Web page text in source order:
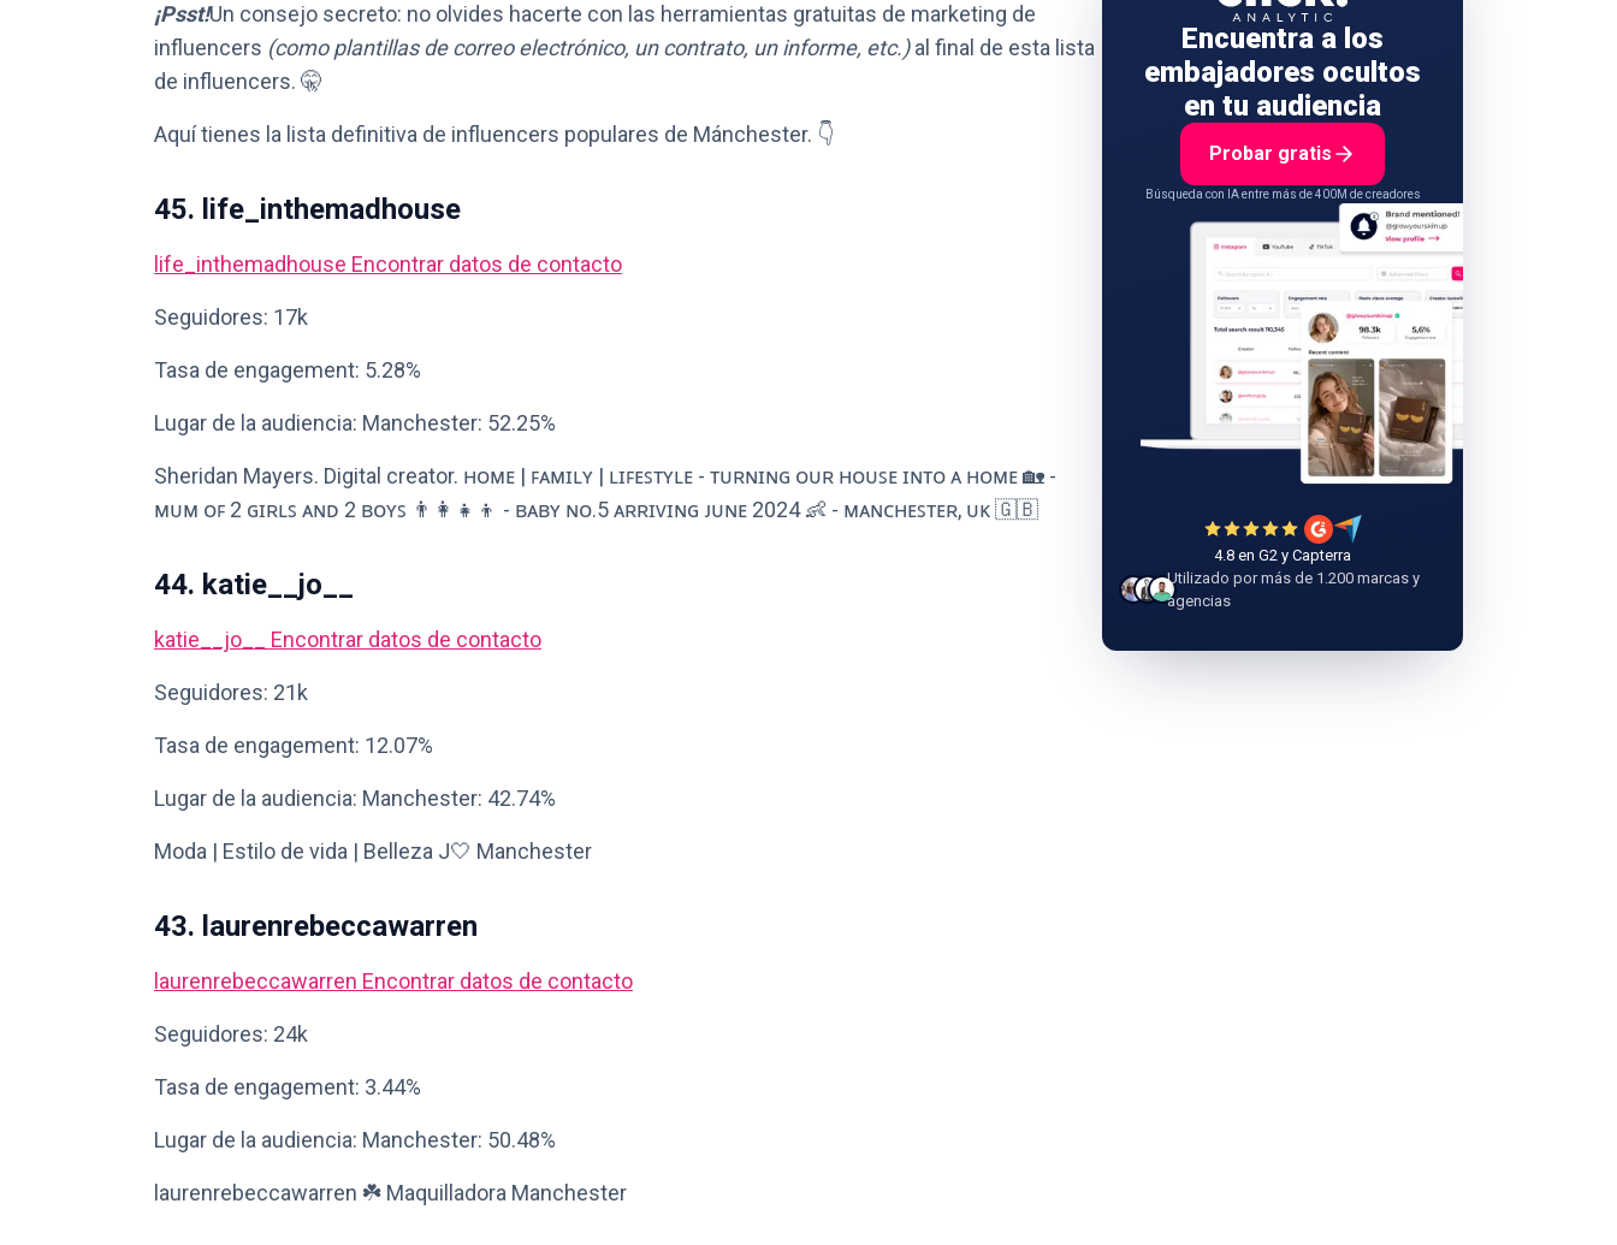
¡Psst!Un consejo secreto: no olvides hacerte con las herramientas gratuitas de marketing de
influencers (como plantillas de correo electrónico, un contrato, un informe, etc.)al final de esta lista
de influencers. 🤫
Aquí tienes la lista definitiva de influencers populares de Mánchester. 👇
45. life_inthemadhouse
life_inthemadhouse Encontrar datos de contacto
Seguidores: 17k
Tasa de engagement: 5.28%
Lugar de la audiencia: Manchester: 52.25%
Sheridan Mayers. Digital creator. ʜᴏᴍᴇ | ꜰᴀᴍɪʟʏ | ʟɪꜰᴇꜱᴛʏʟᴇ - ᴛᴜʀɴɪɴɢ ᴏᴜʀ ʜᴏᴜꜱᴇ ɪɴᴛᴏ ᴀ ʜᴏᴍᴇ 🏡 -
ᴍᴜᴍ ᴏꜰ 2 ɢɪʀʟꜱ ᴀɴᴅ 2 ʙᴏʏꜱ 👨‍👩‍👧‍👦 - ʙᴀʙʏ ɴᴏ.5 ᴀʀʀɪᴠɪɴɢ ᴊᴜɴᴇ 2024 👶 - ᴍᴀɴᴄʜᴇꜱᴛᴇʀ, ᴜᴋ 🇬🇧
44. katie__jo__
katie__jo__ Encontrar datos de contacto
Seguidores: 21k
Tasa de engagement: 12.07%
Lugar de la audiencia: Manchester: 42.74%
Moda | Estilo de vida | Belleza J🤍 Manchester
43. laurenrebeccawarren
laurenrebeccawarren Encontrar datos de contacto
Seguidores: 24k
Tasa de engagement: 3.44%
Lugar de la audiencia: Manchester: 50.48%
laurenrebeccawarren ☘️ Maquilladora Manchester
Encuentra a los
embajadores ocultos
en tu audiencia
Probar gratis
Búsqueda con IA entre más de 400M de creadores
4.8 en G2 y Capterra
Utilizado por más de 1.200 marcas y
agencias